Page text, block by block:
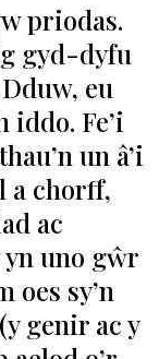
priodas.
gyd-dyfu
eu
iddo. Fe’i
un â’i
a chorff,
ac
uno gŵr
oes sy’n
genir ac y